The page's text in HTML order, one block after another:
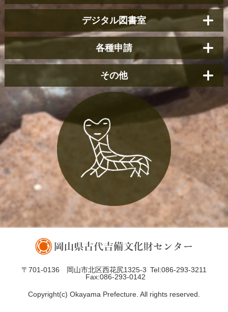
デジタル図書室
各種申請
その他
〒701-0136 岡山市北区西花尻1325-3 Tel:086-293-3211
Fax:086-293-0142
Copyright(c) Okayama Prefecture. All rights reserved.